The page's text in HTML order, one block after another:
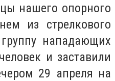
нашего опорного
из стрелкового
нападающих
и заставили
29 апреля на